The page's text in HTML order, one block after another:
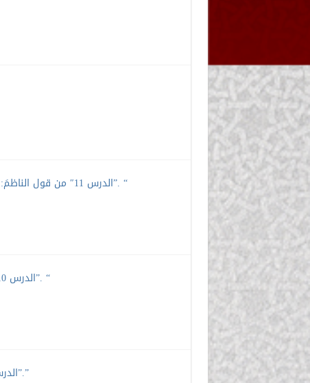
الدرس 11″ من قول الناظمَ: “عَنْ أَبِي عَمْرٍو فِصَالُ لُقْمَانْ” إلى قوله: “فِي مُقْنِعٍ إِلَّا الَّتِي تَقَدَّمَتْ”. “
الدرس 10″ من قول الناظم “وَعنْهُ فِي لَسَاحِرانِ” إلى: “عَنْهُ كَذَا عِبَادَتِهِ بِمَرْيَمَ”. “
الدرس 9 ” من قول الناظم: “وَعَنْ أَبِي دَاودَ” إلى: “سُلَيْمَانَ أَتَى المُعَرًّفُ”.”